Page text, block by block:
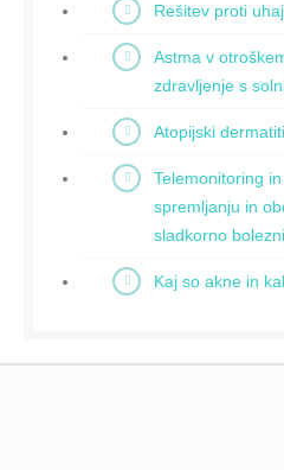
Rešitev proti
Astma v
zdravljenje s
Atopijski
Telemonitoring
spremljanju in
sladkorno
Kaj so akne in